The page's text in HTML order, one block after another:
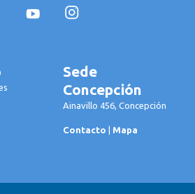
YouTubeInstagram
Sede
Concepción
Ainavillo 456, Concepción
Contacto | Mapa